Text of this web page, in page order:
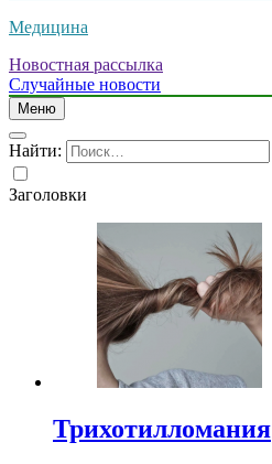
Медицина
Новостная рассылка
Случайные новости
Меню
Найти:
Заголовки
Трихотилломания